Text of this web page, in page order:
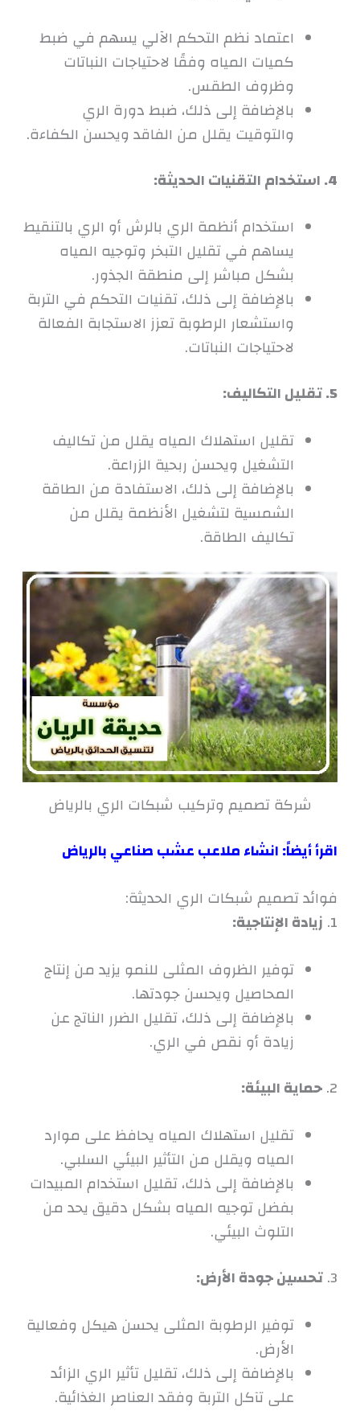
اعتماد نظم التحكم الآلي يسهم في ضبط
كميات المياه وفقًا لاحتياجات النباتات
وظروف الطقس.
بالإضافة إلى ذلك، ضبط دورة الري
والتوقيت يقلل من الفاقد ويحسن الكفاءة.
4. استخدام التقنيات الحديثة:
استخدام أنظمة الري بالرش أو الري بالتنقيط
يساهم في تقليل التبخر وتوجيه المياه
بشكل مباشر إلى منطقة الجذور.
بالإضافة إلى ذلك، تقنيات التحكم في التربة
واستشعار الرطوبة تعزز الاستجابة الفعالة
لاحتياجات النباتات.
5. تقليل التكاليف:
تقليل استهلاك المياه يقلل من تكاليف
التشغيل ويحسن ربحية الزراعة.
بالإضافة إلى ذلك، الاستفادة من الطاقة
الشمسية لتشغيل الأنظمة يقلل من
تكاليف الطاقة.
شركة تصميم وتركيب شبكات الري بالرياض
اقرأ أيضاً:انشاء ملاعب عشب صناعي بالرياض
فوائد تصميم شبكات الري الحديثة:
1. زيادة الإنتاجية:
توفير الظروف المثلى للنمو يزيد من إنتاج
المحاصيل ويحسن جودتها.
بالإضافة إلى ذلك، تقليل الضرر الناتج عن
زيادة أو نقص في الري.
2. حماية البيئة:
تقليل استهلاك المياه يحافظ على موارد
المياه ويقلل من التأثير البيئي السلبي.
بالإضافة إلى ذلك، تقليل استخدام المبيدات
بفضل توجيه المياه بشكل دقيق يحد من
التلوث البيئي.
3. تحسين جودة الأرض:
توفير الرطوبة المثلى يحسن هيكل وفعالية
الأرض.
بالإضافة إلى ذلك، تقليل تأثير الري الزائد
على تآكل التربة وفقد العناصر الغذائية.